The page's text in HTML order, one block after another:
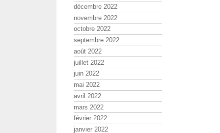
décembre 2022
novembre 2022
octobre 2022
septembre 2022
août 2022
juillet 2022
juin 2022
mai 2022
avril 2022
mars 2022
février 2022
janvier 2022